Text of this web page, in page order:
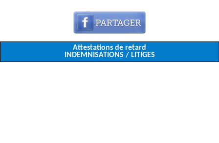
Attestations de retard
INDEMNISATIONS / LITIGES